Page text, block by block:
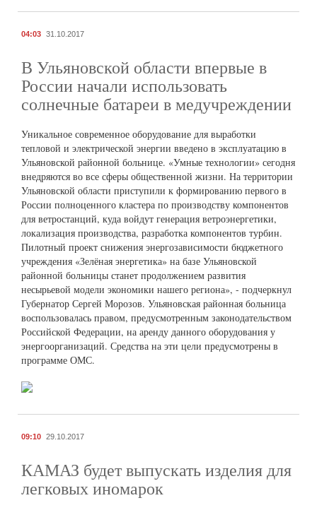
04:03 31.10.2017
В Ульяновской области впервые в
России начали использовать
солнечные батареи в медучреждении
Уникальное современное оборудование для выработки
тепловой и электрической энергии введено в эксплуатацию в
Ульяновской районной больнице. «Умные технологии» сегодня
внедряются во все сферы общественной жизни. На территории
Ульяновской области приступили к формированию первого в
России полноценного кластера по производству компонентов
для ветростанций, куда войдут генерация ветроэнергетики,
локализация производства, разработка компонентов турбин.
Пилотный проект снижения энергозависимости бюджетного
учреждения «Зелёная энергетика» на базе Ульяновской
районной больницы станет продолжением развития
несырьевой модели экономики нашего региона», - подчеркнул
Губернатор Сергей Морозов. Ульяновская районная больница
воспользовалась правом, предусмотренным законодательством
Российской Федерации, на аренду данного оборудования у
энергоорганизаций. Средства на эти цели предусмотрены в
программе ОМС.
09:10 29.10.2017
КАМАЗ будет выпускать изделия для
легковых иномарок